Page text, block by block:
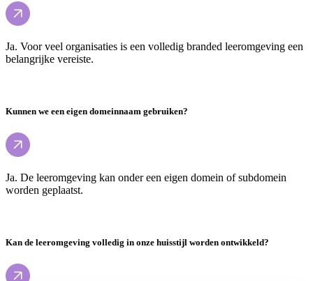
Ja. Voor veel organisaties is een volledig branded leeromgeving een
belangrijke vereiste.
Kunnen we een eigen domeinnaam gebruiken?
Ja. De leeromgeving kan onder een eigen domein of subdomein
worden geplaatst.
Kan de leeromgeving volledig in onze huisstijl worden ontwikkeld?